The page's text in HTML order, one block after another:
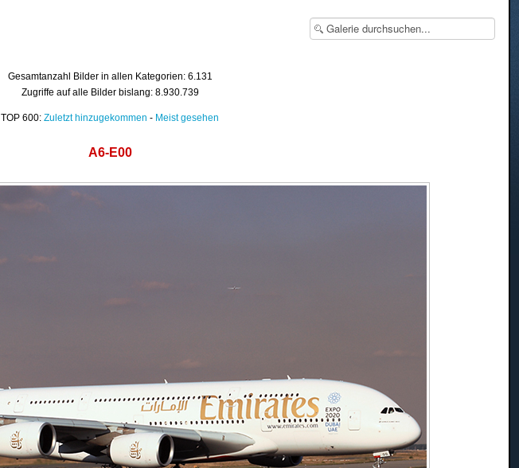
Gesamtanzahl Bilder in allen Kategorien: 6.131
Zugriffe auf alle Bilder bislang: 8.930.739
TOP 600:Zuletzt hinzugekommen - Meist gesehen
A6-E00